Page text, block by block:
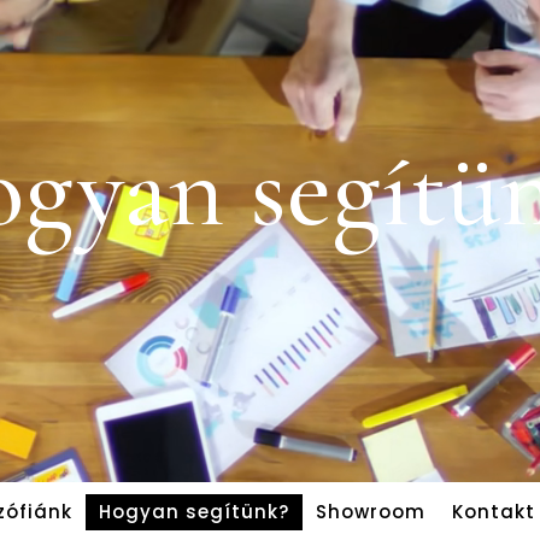
Hogyan segítünk? Showroom Kontakt